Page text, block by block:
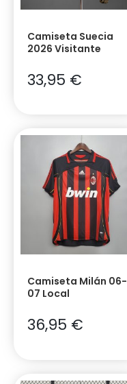
Camiseta Suecia
2026 Visitante
33,95 €
Camiseta Milán 06-
07 Local
36,95 €